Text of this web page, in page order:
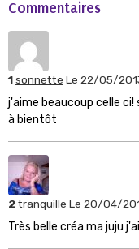
Commentaires
1sonnette Le 22/05/
j'aime beaucoup celle
à bientôt
2tranquille Le 20/04/
Très belle créa ma juju